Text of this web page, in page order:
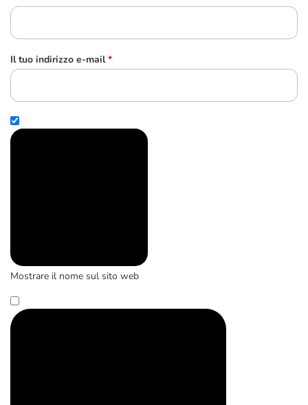
Il tuo indirizzo e-mail *
Mostrare il nome sul sito web